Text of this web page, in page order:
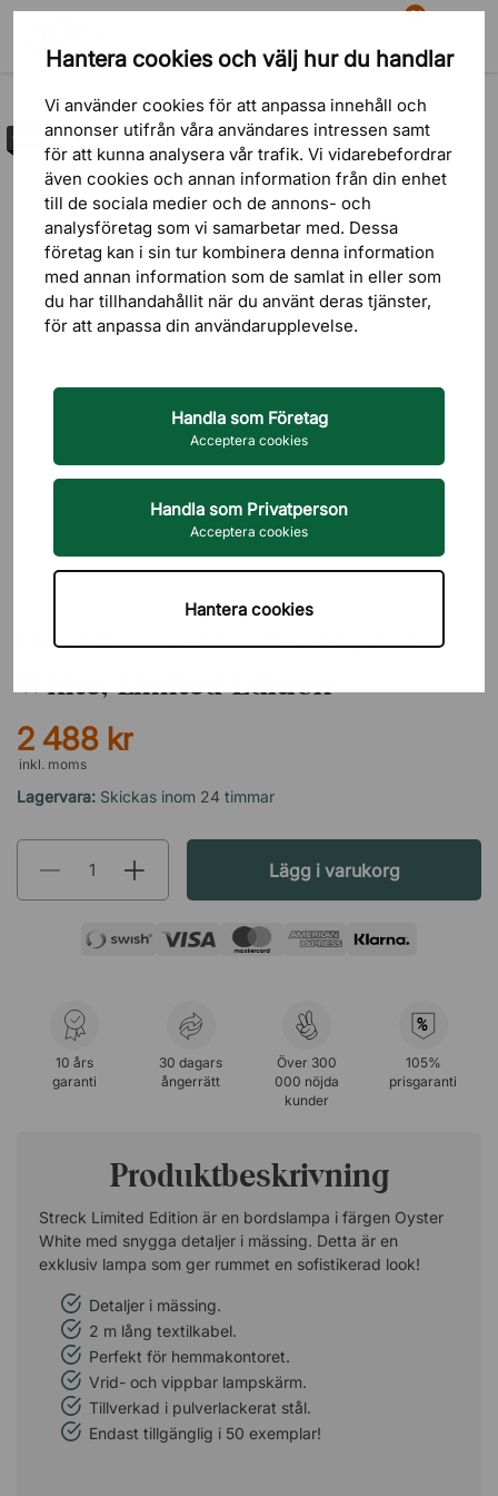
Hantera cookies och välj hur du handlar
Vi använder cookies för att anpassa innehåll och
annonser utifrån våra användares intressen samt
för att kunna analysera vår trafik. Vi vidarebefordrar
även cookies och annan information från din enhet
till de sociala medier och de annons- och
analysföretag som vi samarbetar med. Dessa
företag kan i sin tur kombinera denna information
med annan information som de samlat in eller som
du har tillhandahållit när du använt deras tjänster,
för att anpassa din användarupplevelse.
Handla som Företag
Acceptera cookies
Handla som Privatperson
Acceptera cookies
Hantera cookies
Sök
81
Varukorg Meny
Outlet
Bordslampa Streck - Oyster
White, Limited Edition
2 488 kr
inkl. moms
Lagervara: Skickas inom 24 timmar
Lägg i varukorg
10 års
garanti
30 dagars
ångerrätt
Över 300
000 nöjda
kunder
%
105%
prisgaranti
Produktbeskrivning
Streck Limited Edition är en bordslampa i färgen Oyster
White med snygga detaljer i mässing. Detta är en
exklusiv lampa som ger rummet en sofistikerad look!
Detaljer i mässing.
2 m lång textilkabel.
Perfekt för hemmakontoret.
Vrid- och vippbar lampskärm.
Tillverkad i pulverlackerat stål.
Endast tillgänglig i 50 exemplar!